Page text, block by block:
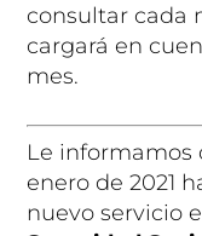
consultar cada
cargará en
mes.
Le informamos
enero de 2021
nuevo servicio